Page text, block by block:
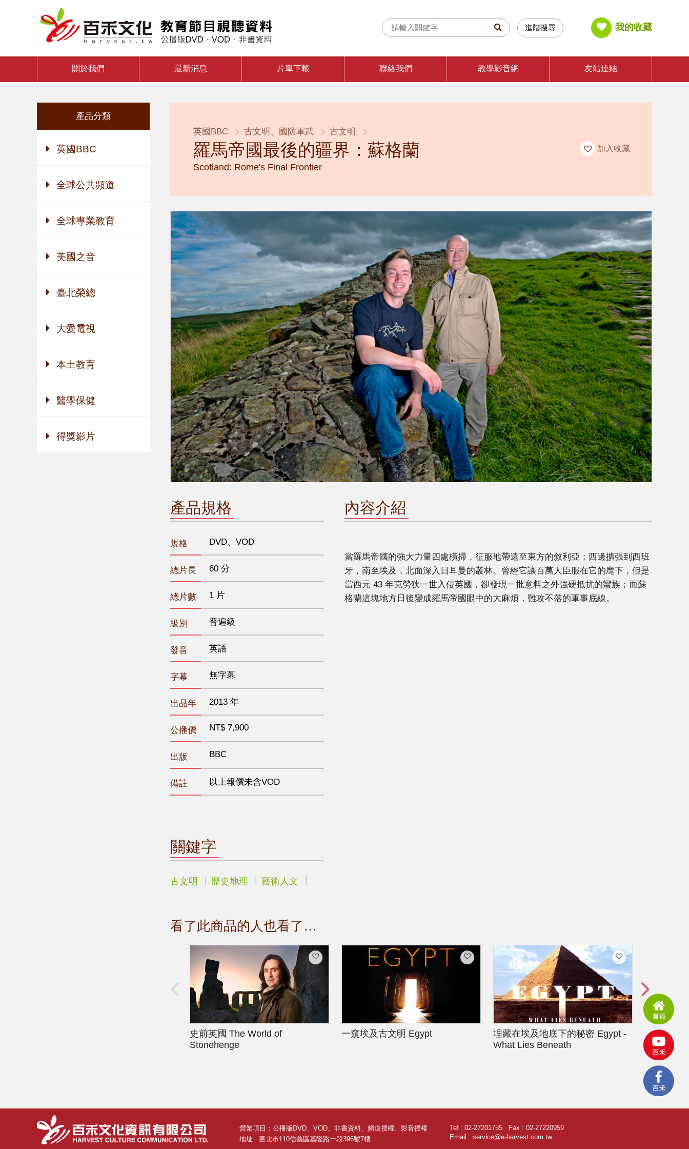
進階搜尋 我的收藏
關於我們 最新消息 片單下載 聯絡我們 教學影音網 友站連結
產品分類
英國BBC
全球公共頻道
全球專業教育
美國之音
臺北榮總
大愛電視
本土教育
醫學保健
得獎影片
英國BBC 古文明、國防軍武 古文明
羅馬帝國最後的疆界：蘇格蘭
Scotland: Rome's Final Frontier
加入收藏
產品規格
規格 DVD、VOD
總片長 60 分
總片數 1 片
級別 普遍級
發音 英語
字幕 無字幕
出品年 2013 年
公播價 NT$ 7,900
出版 BBC
備註 以上報價未含VOD
關鍵字
古文明 歷史地理 藝術人文
內容介紹
當羅馬帝國的強大力量四處橫掃，征服地帶遠至東方的敘利亞；西邊擴張到西班
牙，南至埃及，北面深入日耳曼的叢林。曾經它讓百萬人臣服在它的麾下，但是
當西元 43 年克勞狄一世入侵英國，卻發現一批意料之外強硬抵抗的蠻族；而蘇
格蘭這塊地方日後變成羅馬帝國眼中的大麻煩，難攻不落的軍事底線。
看了此商品的人也看了…
史前英國 The World of
Stonehenge
一窺埃及古文明 Egypt 埋藏在埃及地底下的秘密 Egypt -
What Lies Beneath
中古世紀
營業項目：公播版DVD、VOD、非書資料、頻道授權、影音授權
地址 : 臺北市110信義區基隆路一段396號7樓
Tel : 02-27201755 Fax : 02-27220959
Email : service@e-harvest.com.tw